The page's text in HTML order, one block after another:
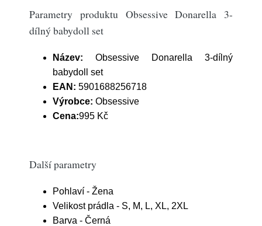
Parametry produktu Obsessive Donarella 3-
dílný babydoll set
Název: Obsessive Donarella 3-dílný
babydoll set
EAN: 5901688256718
Výrobce: Obsessive
Cena:995 Kč
Další parametry
Pohlaví - Žena
Velikost prádla - S, M, L, XL, 2XL
Barva - Černá